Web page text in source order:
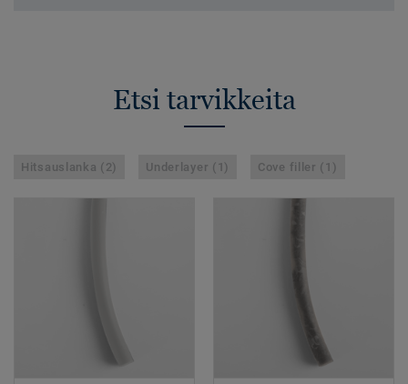
Etsi tarvikkeita
Hitsauslanka (2) Underlayer (1) Cove filler (1)